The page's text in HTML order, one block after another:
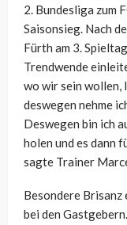
2. Bundesliga zum
Saisonsieg. Nach
Fürth am 3.
Trendwende
wo wir sein wollen,
deswegen nehme
Deswegen bin ich
holen und es dann
sagte Trainer
Besondere
bei den